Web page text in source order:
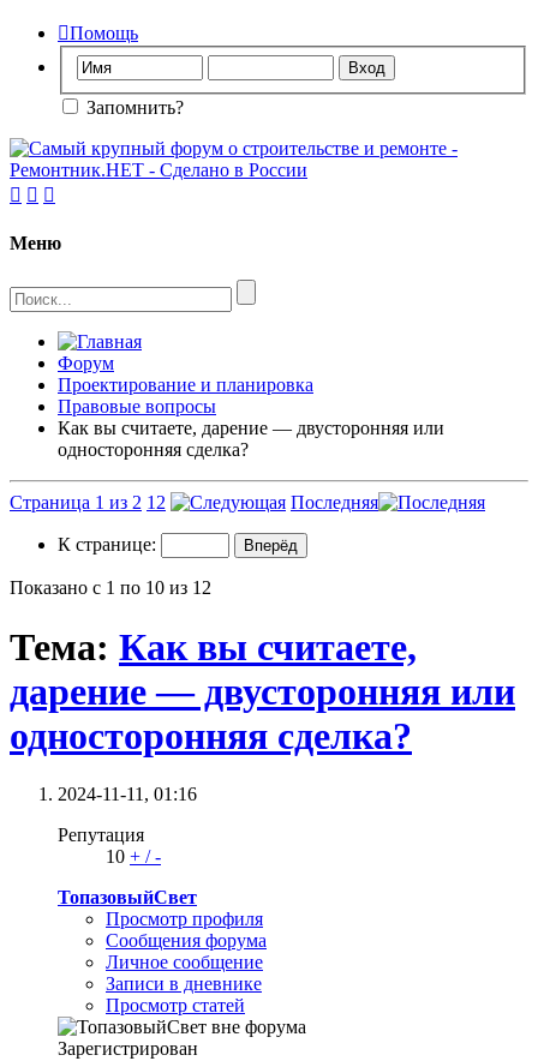
Помощь
Запомнить?
  
Меню
Форум
Проектирование и планировка
Правовые вопросы
Как вы считаете, дарение — двусторонняя или
односторонняя сделка?
Страница 1 из 2 1 2 Последняя
К странице:
Показано с 1 по 10 из 12
Тема: Как вы считаете,
дарение — двусторонняя или
односторонняя сделка?
2024-11-11, 01:16
Репутация
10 + /-
ТопазовыйСвет
Просмотр профиля
Сообщения форума
Личное сообщение
Записи в дневнике
Просмотр статей
Зарегистрирован